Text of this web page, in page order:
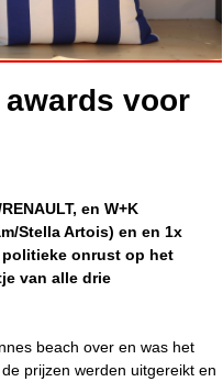
voor
en W+K
Stella Artois) en en 1x
politieke onrust op het
van alle drie
beach over en was het
prijzen werden uitgereikt en